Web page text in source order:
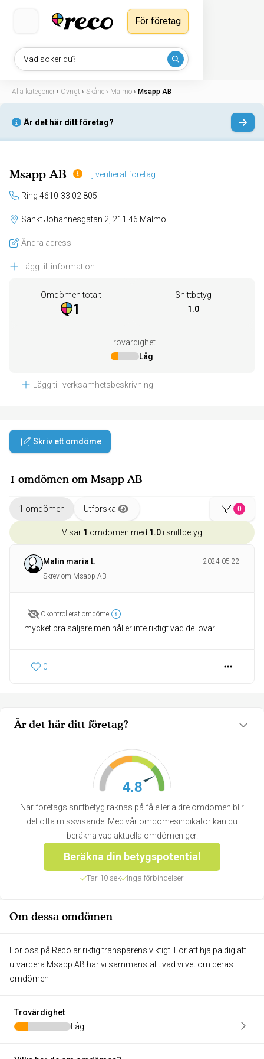
Vad söker du?
För företag
Alla kategorier › Övrigt › Skåne › Malmö › Msapp AB
Är det här ditt företag?
Msapp AB Ej verifierat företag
Ring 4610-33 02 805
Sankt Johannesgatan 2, 211 46 Malmö
Ändra adress
Lägg till information
Omdömen totalt
1
Snittbetyg
1.0
Trovärdighet
Låg
Lägg till verksamhetsbeskrivning
Är det här ditt företag?
4.8
När företags snittbetyg räknas på få eller äldre omdömen blir
det ofta missvisande. Med vår omdömesindikator kan du
beräkna vad aktuella omdömen ger.
Beräkna din betygspotential
Tar 10 sek Inga förbindelser
Om dessa omdömen
För oss på Reco är riktig transparens viktigt. För att hjälpa dig att
utvärdera Msapp AB har vi sammanställt vad vi vet om deras
omdömen
Trovärdighet
Låg
Skriv ett omdöme
1 omdömen om Msapp AB
1 omdömen Utforska 0
Visar 1 omdömen med 1.0 i snittbetyg
Malin maria L
2024-05-22
Skrev om Msapp AB
Okontrollerat omdöme
mycket bra säljare men håller inte riktigt vad de lovar
0